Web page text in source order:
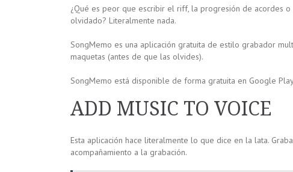
¿Qué es peor que escribir el riff, la progresión de acordes
olvidado? Literalmente nada.
SongMemo es una aplicación gratuita de estilo grabador
maquetas (antes de que las olvides).
SongMemo está disponible de forma gratuita en Google
ADD MUSIC TO VOICE
Esta aplicación hace literalmente lo que dice en la lata.
acompañamiento a la grabación.